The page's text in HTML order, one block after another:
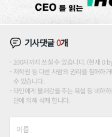
기사댓글0개
200자까지 쓰실 수 있습니다. (현재 0
저작권 등 다른 사람의 권리를 침해하
수 있습니다.
타인에게 불쾌감을 주는 욕설 등 비하
단에 의해 삭제 합니다.